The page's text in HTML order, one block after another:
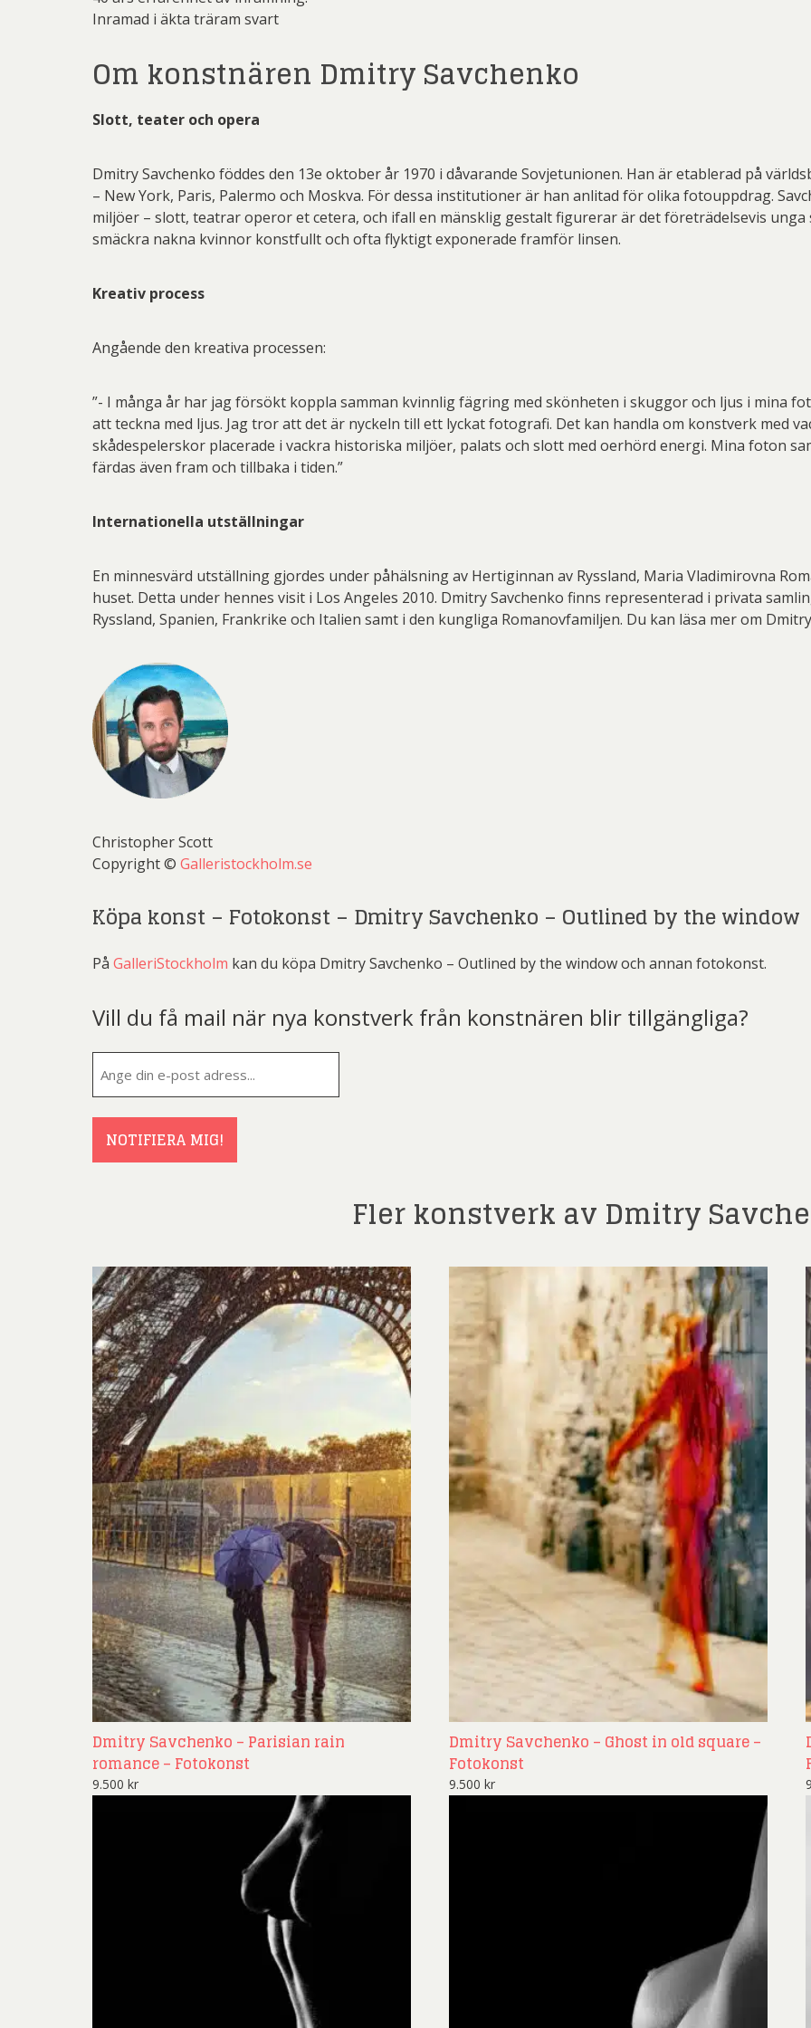
Inramad i äkta träram svart
Om konstnären Dmitry Savchenko
Slott, teater och opera
Dmitry Savchenko föddes den 13e oktober år 1970 i dåvarande Sovjetunionen. Han är etablerad på
– New York, Paris, Palermo och Moskva. För dessa institutioner är han anlitad för olika fotouppdrag.
miljöer – slott, teatrar operor et cetera, och ifall en mänsklig gestalt figurerar är det företrädelsevis
smäckra nakna kvinnor konstfullt och ofta flyktigt exponerade framför linsen.
Kreativ process
Angående den kreativa processen:
”- I många år har jag försökt koppla samman kvinnlig fägring med skönheten i skuggor och ljus i mina
att teckna med ljus. Jag tror att det är nyckeln till ett lyckat fotografi. Det kan handla om konstverk med
skådespelerskor placerade i vackra historiska miljöer, palats och slott med oerhörd energi. Mina foton
färdas även fram och tillbaka i tiden.”
Internationella utställningar
En minnesvärd utställning gjordes under påhälsning av Hertiginnan av Ryssland, Maria Vladimirovna
huset. Detta under hennes visit i Los Angeles 2010. Dmitry Savchenko finns representerad i privata
Ryssland, Spanien, Frankrike och Italien samt i den kungliga Romanovfamiljen. Du kan läsa mer om
Christopher Scott
Copyright © Galleristockholm.se
Köpa konst – Fotokonst – Dmitry Savchenko – Outlined by the window
På GalleriStockholm kan du köpa Dmitry Savchenko – Outlined by the window och annan fotokonst.
Vill du få mail när nya konstverk från konstnären blir tillgängliga?
NOTIFIERA MIG!
Fler konstverk av Dmitry
Dmitry Savchenko – Parisian rain
romance – Fotokonst
9.500 kr
Dmitry Savchenko – Ghost in old square –
Fotokonst
9.500 kr